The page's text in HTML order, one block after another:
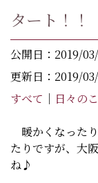
タート！！
公開日：2019/
更新日：2019/
すべて ｜ 日々の
暖かくなった
たりですが、大
ね♪